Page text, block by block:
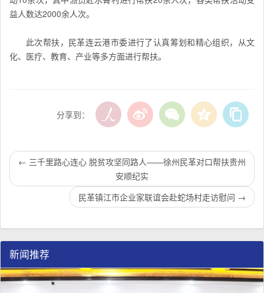
益人数达2000余人次。
此次帮扶，民革连云港市委进行了认真筹划和精心组织，从文
化、医疗、教育、产业等多方面进行帮扶。
分享到：
← 三千里路心连心 脱贫攻坚同路人——徐州民革对口帮扶贵州
安顺纪实
民革镇江市企业家联谊会赴蛇场村走访慰问 →
新闻推荐